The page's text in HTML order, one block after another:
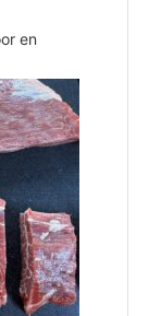
en